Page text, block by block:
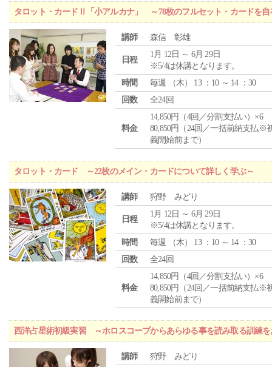
タロット・カードⅡ「小アルカナ」 ～78枚のフルセット・カードを自
講師 森信 彰雄
日程
1月 12日 ～ 6月 29日
※5/4は休講となります。
時間
毎週 （木） 13 ：10 ～ 14 ：30
回数
全24回
料金
14,850円（4回／分割支払い）×6
80,850円（24回／一括前納支払※
義開始前まで）
タロット・カード ～22枚のメイン・カードについて詳しく学ぶ～
講師 狩野 みどり
日程
1月 12日 ～ 6月 29日
※5/4は休講となります。
時間
毎週 （木） 13 ：10 ～ 14 ：30
回数
全24回
料金
14,850円（4回／分割支払い）×6
80,850円（24回／一括前納支払※
義開始前まで）
西洋占星術初級実習 ～ホロスコープからあらゆる事を読み取る訓練を
講師
狩野 みどり